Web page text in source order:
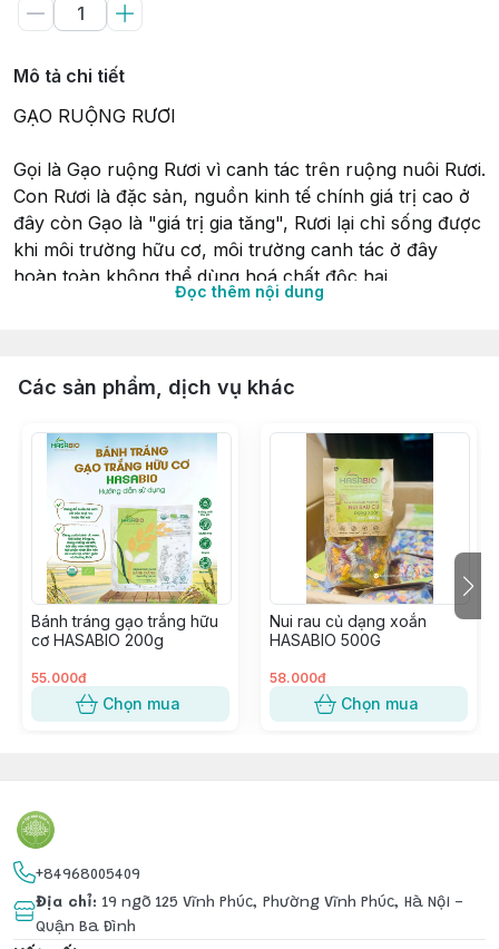
Mô tả chi tiết
GẠO RUỘNG RƯƠI
Gọi là Gạo ruộng Rươi vì canh tác trên ruộng nuôi Rươi.
Con Rươi là đặc sản, nguồn kinh tế chính giá trị cao ở
đây còn Gạo là "giá trị gia tăng", Rươi lại chỉ sống được
khi môi trường hữu cơ, môi trường canh tác ở đây
hoàn toàn không thể dùng hoá chất độc hại.
loại gạo nào cũng thơm ngon. Môi trường để nuôi rươi
được những giống gạo cho chất lượng cao.
Đủ loại lựa chọn cho cả nhà: Từ gạo xát dối (vừa dẻo
vừa dễ ăn), gạo lứt (dinh dưỡng, tốt cho sức khỏe), đến
gạo nếp (cho các món xôi, chè).
Gạo lứt đều nên ngâm 1-2 tiếng trước khi ăn. Thời gian
ngâm này sẽ giúp gạo dễ hấp thu hơn, ngon hơn, dễ
ăn hơn ạ.
Đọc thêm nội dung
Các sản phẩm, dịch vụ khác
Bánh tráng gạo trắng hữu
cơ HASABIO 200g
55.000đ
Chọn mua
Nui rau củ dạng xoắn
HASABIO 500G
58.000đ
Chọn mua
+84968005409
Địa chỉ: 19 ngõ 125 Vĩnh Phúc, Phường Vĩnh Phúc, Hà Nội -
Quận Ba Đình